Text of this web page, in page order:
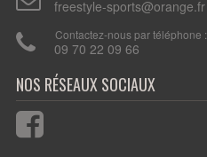
freestyle-sports@orange.fr
Contactez-nous par téléphone :
09 70 22 09 66